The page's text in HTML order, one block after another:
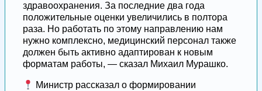
здравоохранения. За последние два года
положительные оценки увеличились в полтора
раза. Но работать по этому направлению нам
нужно комплексно, медицинский персонал также
должен быть активно адаптирован к новым
форматам работы, — сказал Михаил Мурашко.
Министр рассказал о формировании